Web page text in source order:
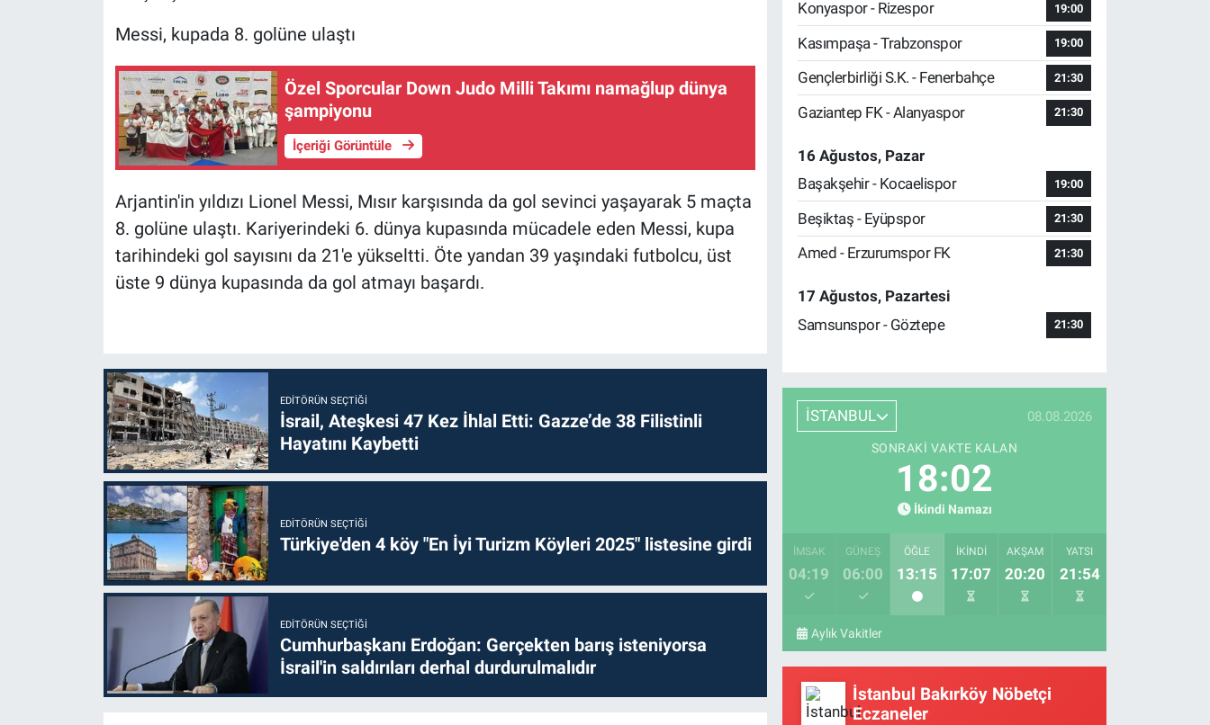
Messi, kupada 8. golüne ulaştı
Özel Sporcular Down Judo Milli Takımı namağlup dünya
şampiyonu
İçeriği Görüntüle
Arjantin'in yıldızı Lionel Messi, Mısır karşısında da gol sevinci yaşayarak 5 maçta
8. golüne ulaştı. Kariyerindeki 6. dünya kupasında mücadele eden Messi, kupa
tarihindeki gol sayısını da 21'e yükseltti. Öte yandan 39 yaşındaki futbolcu, üst
üste 9 dünya kupasında da gol atmayı başardı.
EDITÖRÜN SEÇTIĞI
İsrail, Ateşkesi 47 Kez İhlal Etti: Gazze’de 38 Filistinli
Hayatını Kaybetti
EDITÖRÜN SEÇTIĞI
Türkiye'den 4 köy "En İyi Turizm Köyleri 2025" listesine girdi
EDITÖRÜN SEÇTIĞI
Cumhurbaşkanı Erdoğan: Gerçekten barış isteniyorsa
İsrail'in saldırıları derhal durdurulmalıdır
Konyaspor - Rizespor
19:00
Kasımpaşa - Trabzonspor 19:00
Gençlerbirliği S.K. - Fenerbahçe 21:30
Gaziantep FK - Alanyaspor 21:30
16 Ağustos, Pazar
Başakşehir - Kocaelispor
19:00
Beşiktaş - Eyüpspor 21:30
Amed - Erzurumspor FK 21:30
17 Ağustos, Pazartesi
Samsunspor - Göztepe
21:30
İSTANBUL 08.08.2026
SONRAKI VAKTE KALAN
18:01
İkindi Namazı
İMSAK
04:19
GÜNEŞ
06:00
ÖĞLE
13:15
İKINDI
17:07
AKŞAM
20:20
YATSI
21:54
Aylık Vakitler
İstanbul Bakırköy Nöbetçi
Eczaneler